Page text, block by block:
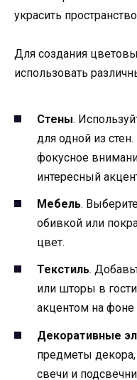
украсить
Для создания
использовать
Стены.
для одной из
фокусное
интересный
Мебель.
обивкой или
цвет.
Текстиль.
или шторы в
акцентом на фоне
Декоративные
предметы декора,
свечи и